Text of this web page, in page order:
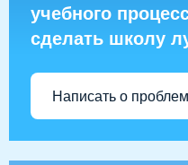
учебного
сделать школу
Написать о